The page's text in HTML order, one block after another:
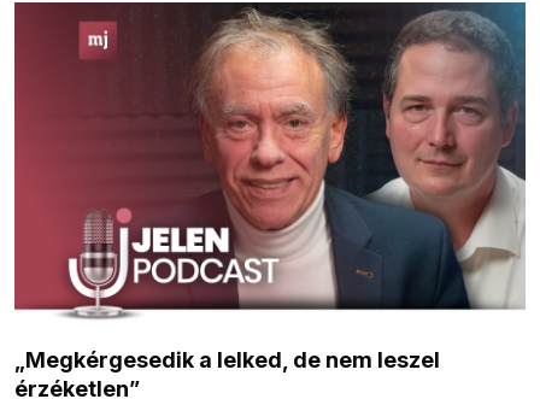
„Megkérgesedik a lelked, de nem leszel
érzéketlen”